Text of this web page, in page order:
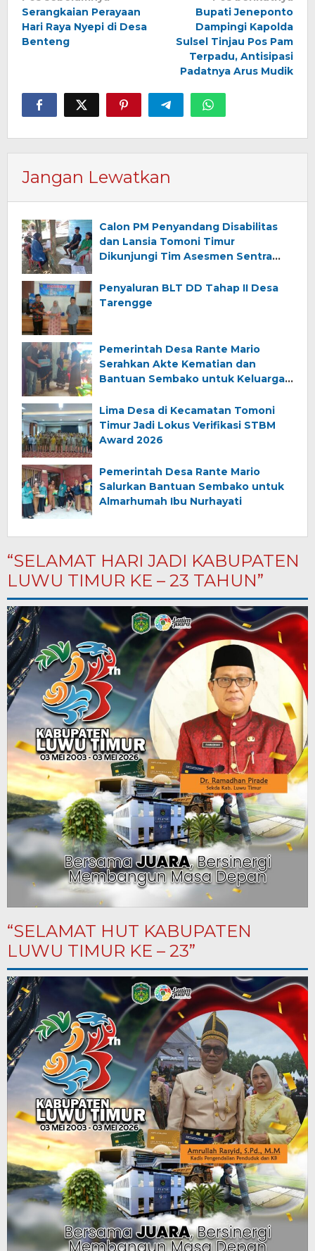
pos
Serangkaian Perayaan
Hari Raya Nyepi di Desa
Benteng
Bupati Jeneponto
Dampingi Kapolda
Sulsel Tinjau Pos Pam
Terpadu, Antisipasi
Padatnya Arus Mudik
Jangan Lewatkan
Calon PM Penyandang Disabilitas
dan Lansia Tomoni Timur
Dikunjungi Tim Asesmen Sentra
Penyaluran BLT DD Tahap II Desa
Tarengge
Pemerintah Desa Rante Mario
Serahkan Akte Kematian dan
Bantuan Sembako untuk Keluarga
Lima Desa di Kecamatan Tomoni
Timur Jadi Lokus Verifikasi STBM
Award 2026
Pemerintah Desa Rante Mario
Salurkan Bantuan Sembako untuk
Almarhumah Ibu Nurhayati
“SELAMAT HARI JADI KABUPATEN
LUWU TIMUR KE – 23 TAHUN”
“SELAMAT HUT KABUPATEN
LUWU TIMUR KE – 23”